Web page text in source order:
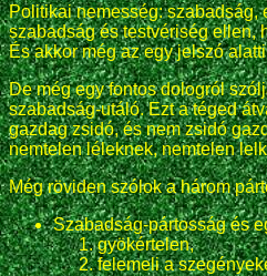
Politikai nemesség: szabadság,
szabadság és testvériség ellen,
És akkor még az egy jelszó
De még egy fontos dologról
szabadság-utáló. Ezt a téged
gazdag zsidó, és nem zsidó
nemtelen léleknek, nemtelen
Még röviden szólok a három
Szabadság-pártosság és
gyökértelen,
felemeli a